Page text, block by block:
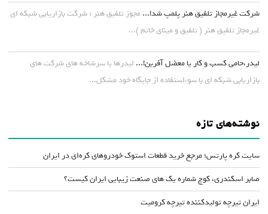
شرکت غیرمجاز تلفیق هنر پلمپ شد!... مجوز تلفیق هنر : شرکت بازاریابی شبکه ای
غیرمجاز تلفیق هنر ( تلفیق و مینای خاتم )...
لیدر،حامی کسب و کار یا معضل آفرین!... لیدرها یا سرشاخه های شرکت های
بازاریابی شبکه ای با سوءاستفاده از جایگاه خود مشکل...
نوشته‌های تازه
سایت کره پارتس؛ مرجع خرید قطعات استوک خودروهای کره‌ای در ایران
صابر اسکندری، کوچ شماره یک های صنعت زیبایی ایران کیست؟
ایران تیرچه تولیدکننده تیرچه کرومیت